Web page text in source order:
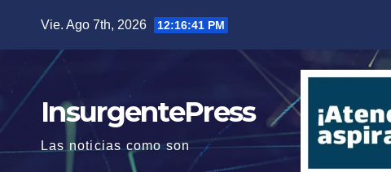
contenido
Vie. Ago 7th, 2026 12:16:42 PM
InsurgentePress
Las noticias como son